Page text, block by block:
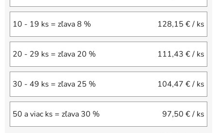
10 - 19 ks = zľava 8 % 128,15 €/ ks
20 - 29 ks = zľava 20 % 111,43 €/ ks
30 - 49 ks = zľava 25 % 104,47 €/ ks
50 a viac ks = zľava 30 % 97,50 €/ ks